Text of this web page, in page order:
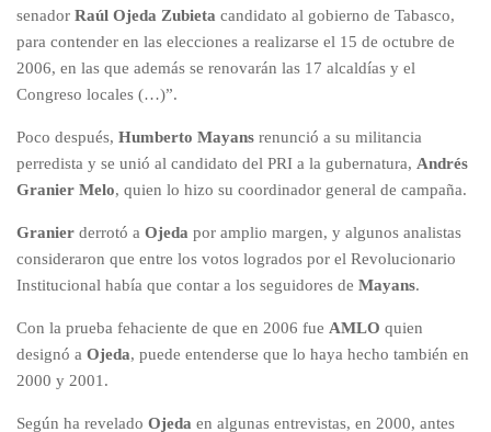
senador Raúl Ojeda Zubieta candidato al gobierno de Tabasco,
para contender en las elecciones a realizarse el 15 de octubre de
2006, en las que además se renovarán las 17 alcaldías y el
Congreso locales (…)”.
Poco después, Humberto Mayans renunció a su militancia
perredista y se unió al candidato del PRI a la gubernatura, Andrés
Granier Melo, quien lo hizo su coordinador general de campaña.
Granier derrotó a Ojeda por amplio margen, y algunos analistas
consideraron que entre los votos logrados por el Revolucionario
Institucional había que contar a los seguidores de Mayans.
Con la prueba fehaciente de que en 2006 fue AMLO quien
designó a Ojeda, puede entenderse que lo haya hecho también en
2000 y 2001.
Según ha revelado Ojeda en algunas entrevistas, en 2000, antes